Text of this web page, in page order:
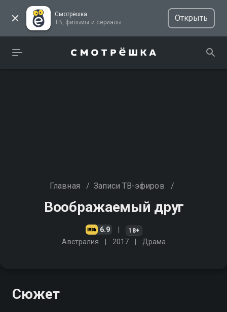
Смотрёшка
ТВ, фильмы и сериалы
Открыть
Главная / Записи ТВ-эфиров /
Воображаемый друг
6.9 18+
Австралия 2017 Драма
Сюжет